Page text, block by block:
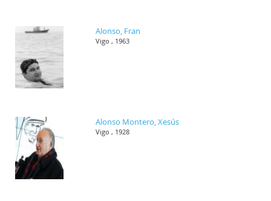
Alonso, Fran
Vigo , 1963
Alonso Montero, Xesús
Vigo , 1928